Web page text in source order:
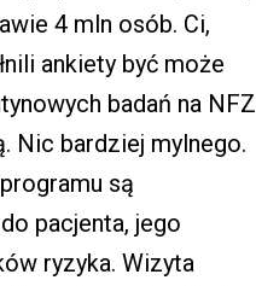
4 mln osób. Ci,
ankiety być może
badań na NFZ
Nic bardziej mylnego.
są
pacjenta, jego
ryzyka. Wizyta